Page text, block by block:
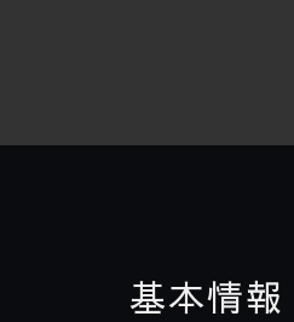
基本情報